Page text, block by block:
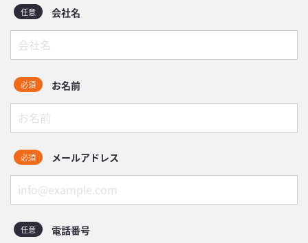
会社名
任意
お名前
必須
メールアドレス
必須
電話番号
任意